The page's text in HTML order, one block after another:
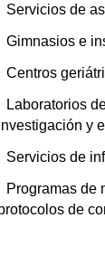
Servicios de
Gimnasios e
Centros
Laboratorios
y
Servicios de
Programas de
de